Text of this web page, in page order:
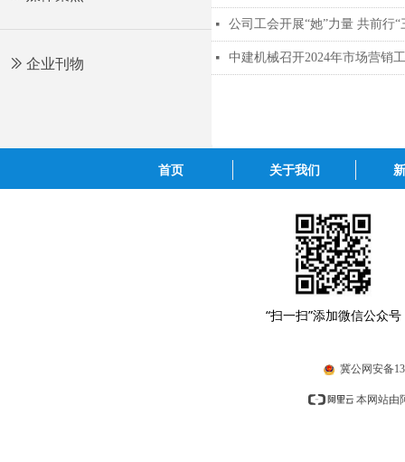
ꅀ 企业刊物
넷 公司工会开展“她”力量 共前行
넷 中建机械召开2024年市场营销
首页 关于我们
“扫一扫”添加微信公众号
冀公网安备
本网站由